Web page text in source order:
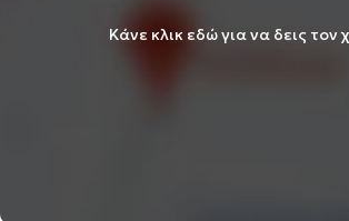
Κάνε κλικ εδώ για να δεις τον